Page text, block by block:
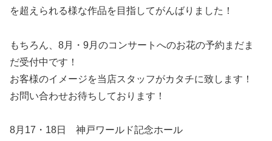
を超えられる様な作品を目指してがんばりました！
もちろん、8月・9月のコンサートへのお花の予約まだま
だ受付中です！
お客様のイメージを当店スタッフがカタチに致します！
お問い合わせお待ちしております！
8月17・18日 神戸ワールド記念ホール